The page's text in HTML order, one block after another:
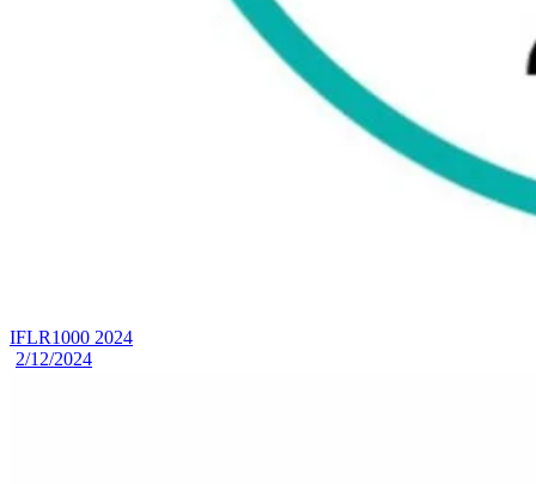
IFLR1000 2024
2/12/2024